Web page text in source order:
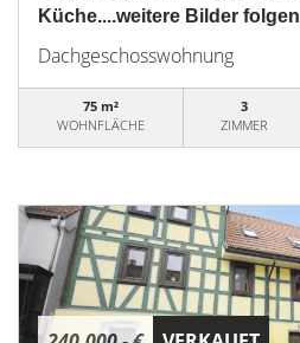
Küche....weitere Bilder folgen
Dachgeschosswohnung
75 m²
WOHNFLÄCHE
3
ZIMMER